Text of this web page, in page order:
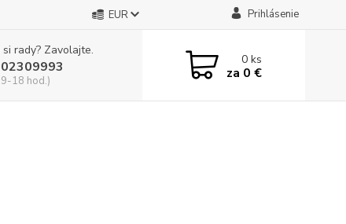
EUR Prihlásenie
rady? Zavolajte.
18 hod.)
0ks
za 0 €